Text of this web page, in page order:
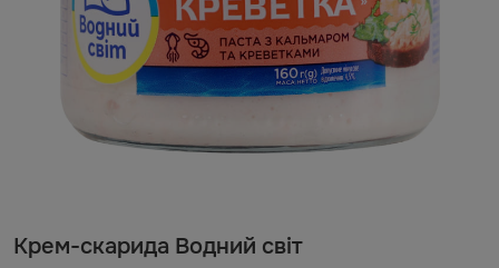
Крем-скарида Водний свiт